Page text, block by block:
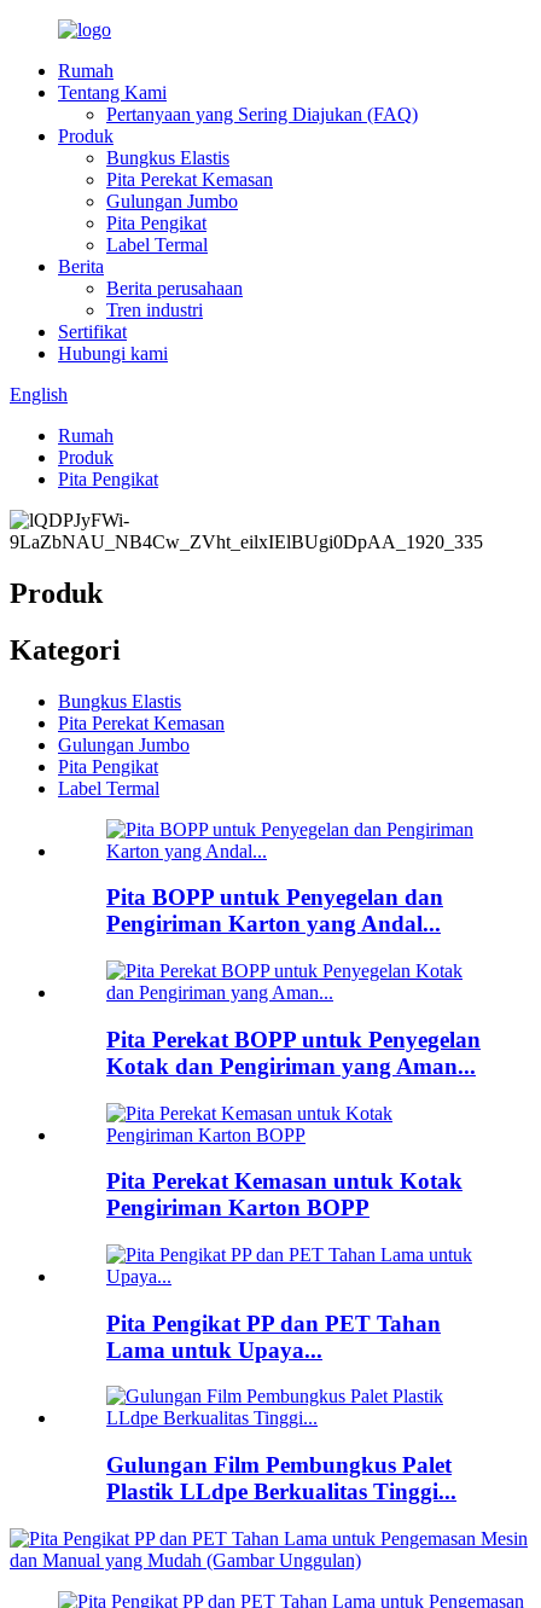
Rumah
Tentang Kami
Pertanyaan yang Sering Diajukan (FAQ)
Produk
Bungkus Elastis
Pita Perekat Kemasan
Gulungan Jumbo
Pita Pengikat
Label Termal
Berita
Berita perusahaan
Tren industri
Sertifikat
Hubungi kami
English
Rumah
Produk
Pita Pengikat
Produk
Kategori
Bungkus Elastis
Pita Perekat Kemasan
Gulungan Jumbo
Pita Pengikat
Label Termal
Pita BOPP untuk Penyegelan dan
Pengiriman Karton yang Andal...
Pita Perekat BOPP untuk Penyegelan
Kotak dan Pengiriman yang Aman...
Pita Perekat Kemasan untuk Kotak
Pengiriman Karton BOPP
Pita Pengikat PP dan PET Tahan
Lama untuk Upaya...
Gulungan Film Pembungkus Palet
Plastik LLdpe Berkualitas Tinggi...